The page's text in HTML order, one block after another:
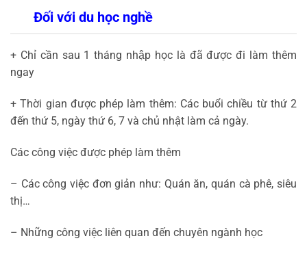
Đối với du học nghề
+ Chỉ cần sau 1 tháng nhập học là đã được đi làm thêm
ngay
+ Thời gian được phép làm thêm: Các buổi chiều từ thứ 2
đến thứ 5, ngày thứ 6, 7 và chủ nhật làm cả ngày.
Các công việc được phép làm thêm
– Các công việc đơn giản như: Quán ăn, quán cà phê, siêu
thị…
– Những công việc liên quan đến chuyên ngành học